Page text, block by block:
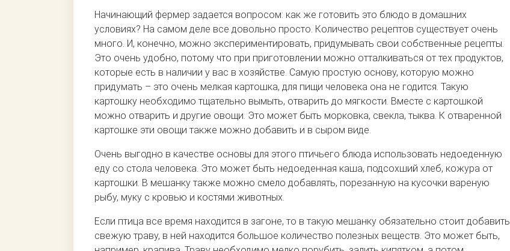
Начинающий фермер задается вопросом: как же готовить это блюдо в домашних
условиях? На самом деле все довольно просто. Количество рецептов существует очень
много. И, конечно, можно экспериментировать, придумывать свои собственные рецепты.
Это очень удобно, потому что при приготовлении можно отталкиваться от тех продуктов,
которые есть в наличии у вас в хозяйстве. Самую простую основу, которую можно
придумать – это очень мелкая картошка, для пищи человека она не годится. Такую
картошку необходимо тщательно вымыть, отварить до мягкости. Вместе с картошкой
можно отварить и другие овощи. Это может быть морковка, свекла, тыква. К отваренной
картошке эти овощи также можно добавить и в сыром виде.
Очень выгодно в качестве основы для этого птичьего блюда использовать недоеденную
еду со стола человека. Это может быть недоеденная каша, подсохший хлеб, кожура от
картошки. В мешанку также можно смело добавлять, порезанную на кусочки вареную
рыбу, муку с кровью и костями животных.
Если птица все время находится в загоне, то в такую мешанку обязательно стоит добавить
свежую траву, в ней находится большое количество полезных веществ. Это может быть,